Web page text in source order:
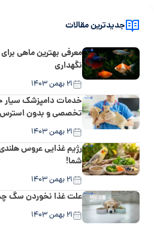
جدیدترین مقالات
معرفی بهترین ماهی
نگهداری
۲۱ بهمن ۱۴۰۳
خدمات دامپزشک سیار
تخصصی و بدون استرس
۲۱ بهمن ۱۴۰۳
رژیم غذایی عروس
شما!
۲۱ بهمن ۱۴۰۳
علت غذا نخوردن سگ
۲۱ بهمن ۱۴۰۳